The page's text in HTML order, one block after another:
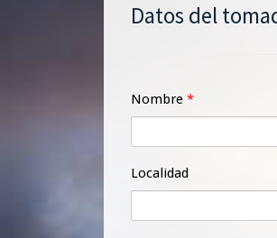
Datos del
Nombre *
Localidad